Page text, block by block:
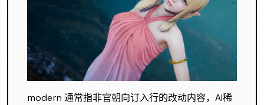
modern 通常指非官朝向订入行的改动内容，AI稀